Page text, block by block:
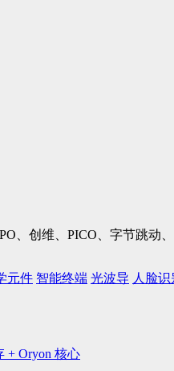
、创维、PICO、字节跳
元件 智能终端 光波导 人脸识
+ Oryon 核心